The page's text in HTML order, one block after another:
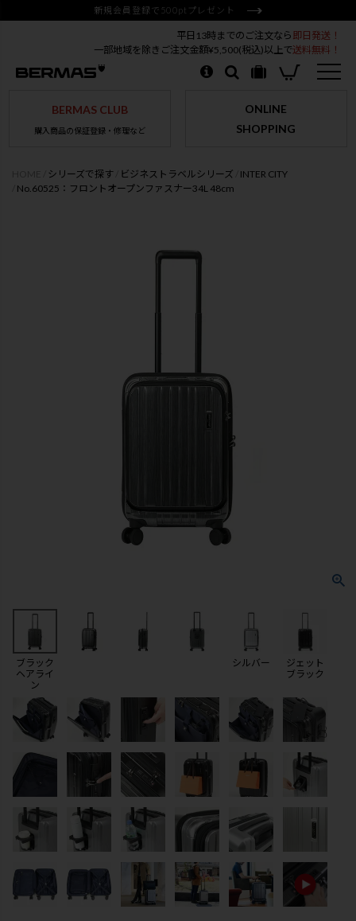
新規会員登録で500ptプレゼント
平日13時までのご注文なら 即日発送！
一部地域を除きご注文金額¥5,500(税込)以上で送料無料！
BERMAS CLUB
購入商品の保証登録・修理など
ONLINE
SHOPPING
シリーズで探す ビジネストラベルシリーズ
INTER CITY
No.60525：フロントオープンファスナー34L 48cm
ブラック
ヘアライ
ン
シルバー
ジェット
ブラック